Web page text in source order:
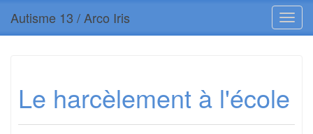
Autisme 13 / Arco Iris
Le harcèlement à l'école